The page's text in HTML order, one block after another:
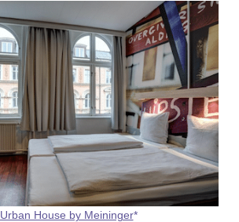
Urban House by Meininger*